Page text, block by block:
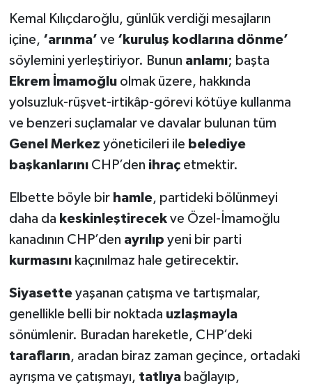
Kemal Kılıçdaroğlu, günlük verdiği mesajların
içine, ‘arınma’ ve ‘kuruluş kodlarına dönme’
söylemini yerleştiriyor. Bunun anlamı; başta
Ekrem İmamoğluolmak üzere, hakkında
yolsuzluk-rüşvet-irtikâp-görevi kötüye kullanma
ve benzeri suçlamalar ve davalar bulunan tüm
Genel Merkez yöneticileri ile belediye
başkanlarınıCHP’den ihraçetmektir.
Elbette böyle bir hamle, partideki bölünmeyi
daha da keskinleştirecekve Özel-İmamoğlu
kanadının CHP’den ayrılıp yeni bir parti
kurmasınıkaçınılmaz hale getirecektir.
Siyasetteyaşanan çatışma ve tartışmalar,
genellikle belli bir noktada uzlaşmayla
sönümlenir. Buradan hareketle, CHP’deki
tarafların, aradan biraz zaman geçince, ortadaki
ayrışma ve çatışmayı, tatlıyabağlayıp,